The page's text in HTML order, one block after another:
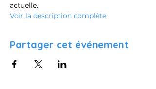
actuelle.
Voir la description complète
Partager cet événement